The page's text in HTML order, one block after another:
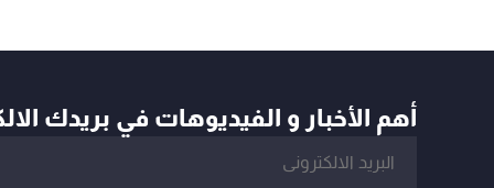
أهم الأخبار و الفيديوهات في بريدك